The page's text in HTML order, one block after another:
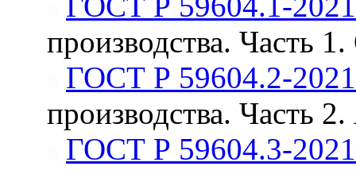
производства. Часть
ГОСТ Р 59604.2-2021
производства. Часть
ГОСТ Р 59604.3-2021